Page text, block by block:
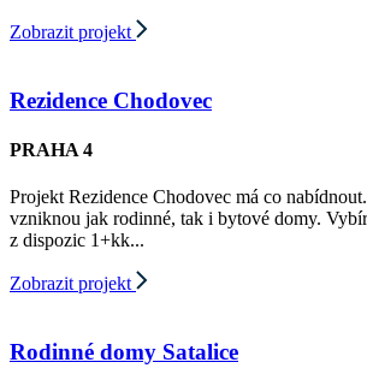
Zobrazit projekt
Rezidence Chodovec
PRAHA 4
Projekt Rezidence Chodovec má co
vzniknou jak rodinné, tak i bytové domy.
z dispozic 1+kk...
Zobrazit projekt
Rodinné domy Satalice